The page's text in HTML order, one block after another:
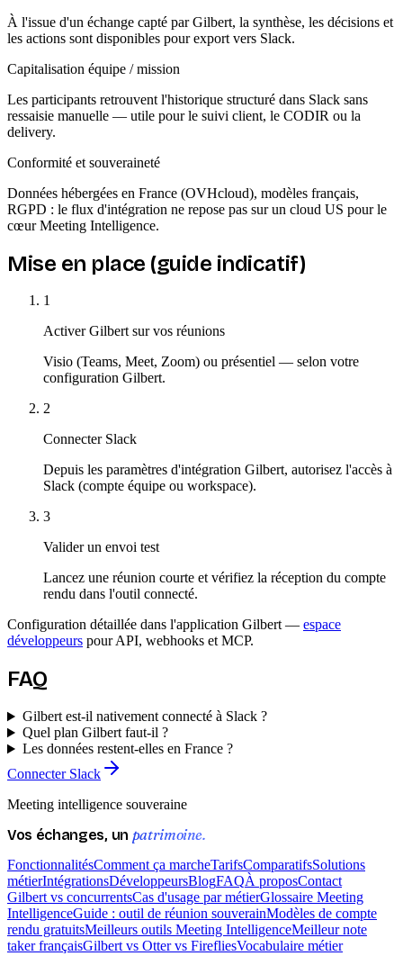
À l'issue d'un échange capté par Gilbert, la synthèse, les décisions et
les actions sont disponibles pour export vers Slack.
Capitalisation équipe / mission
Les participants retrouvent l'historique structuré dans Slack sans
ressaisie manuelle — utile pour le suivi client, le CODIR ou la
delivery.
Conformité et souveraineté
Données hébergées en France (OVHcloud), modèles français,
RGPD : le flux d'intégration ne repose pas sur un cloud US pour le
cœur Meeting Intelligence.
Mise en place (guide indicatif)
1
Activer Gilbert sur vos réunions
Visio (Teams, Meet, Zoom) ou présentiel — selon votre
configuration Gilbert.
2
Connecter Slack
Depuis les paramètres d'intégration Gilbert, autorisez l'accès à
Slack (compte équipe ou workspace).
3
Valider un envoi test
Lancez une réunion courte et vérifiez la réception du compte
rendu dans l'outil connecté.
Configuration détaillée dans l'application Gilbert — espace
développeurs pour API, webhooks et MCP.
FAQ
Gilbert est-il nativement connecté à Slack ?
Quel plan Gilbert faut-il ?
Les données restent-elles en France ?
Connecter Slack
Meeting intelligence souveraine
Vos échanges, un patrimoine.
FonctionnalitésComment ça marcheTarifsComparatifsSolutions
métierIntégrationsDéveloppeursBlogFAQÀ proposContact
Gilbert vs concurrentsCas d'usage par métierGlossaire Meeting
IntelligenceGuide : outil de réunion souverainModèles de compte
rendu gratuitsMeilleurs outils Meeting IntelligenceMeilleur note
taker françaisGilbert vs Otter vs FirefliesVocabulaire métier